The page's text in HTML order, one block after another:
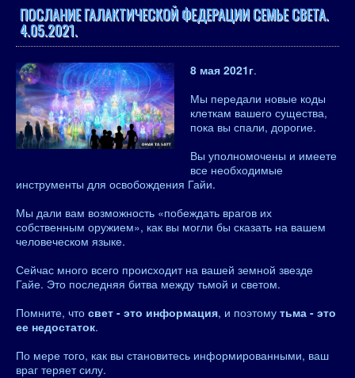
ПОСЛАНИЕ ГАЛАКТИЧЕСКОЙ ФЕДЕРАЦИИ СЕМЬЕ СВЕТА.
4.05.2021.
8 мая 2021г.
Мы передали новые коды
клеткам вашего существа,
пока вы спали, дорогие.
Вы уполномочены и имеете
все необходимые
инструменты для освобождения Гайи.
Мы дали вам возможность «побеждать врагов их
собственным оружием», как вы могли бы сказать на вашем
человеческом языке.
Сейчас много всего происходит на вашей земной звезде
Гайе. Это последняя битва между тьмой и светом.
Помните, что свет - это информация, и поэтому тьма - это
ее недостаток.
По мере того, как вы становитесь информированными, ваш
враг теряет силу.